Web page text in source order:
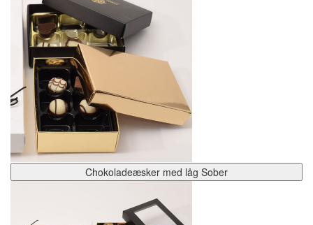
Chokoladeæsker med låg Sober